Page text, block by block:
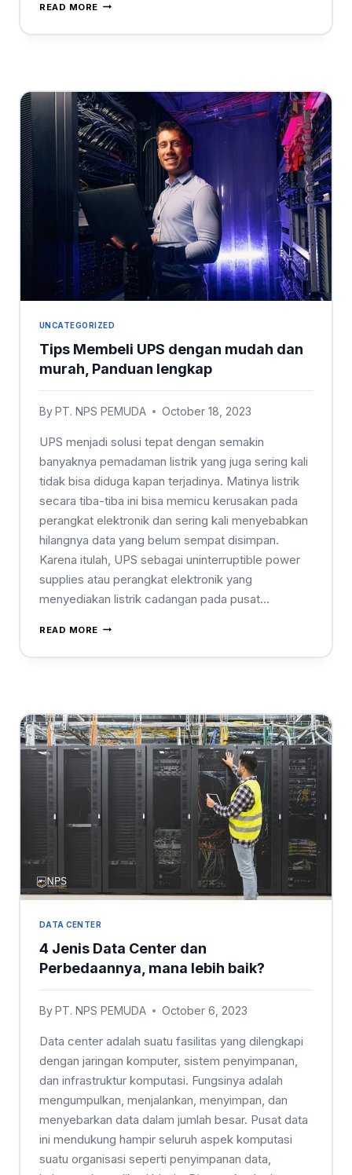
READ MORE
UNCATEGORIZED
Tips Membeli UPS dengan mudah dan
murah, Panduan lengkap
ByPT. NPS PEMUDA October 18, 2023
UPS menjadi solusi tepat dengan semakin
banyaknya pemadaman listrik yang juga sering kali
tidak bisa diduga kapan terjadinya. Matinya listrik
secara tiba-tiba ini bisa memicu kerusakan pada
perangkat elektronik dan sering kali menyebabkan
hilangnya data yang belum sempat disimpan.
Karena itulah, UPS sebagai uninterruptible power
supplies atau perangkat elektronik yang
menyediakan listrik cadangan pada pusat…
READ MORE
DATA CENTER
4 Jenis Data Center dan
Perbedaannya, mana lebih baik?
ByPT. NPS PEMUDA October 6, 2023
Data center adalah suatu fasilitas yang dilengkapi
dengan jaringan komputer, sistem penyimpanan,
dan infrastruktur komputasi. Fungsinya adalah
mengumpulkan, menjalankan, menyimpan, dan
menyebarkan data dalam jumlah besar. Pusat data
ini mendukung hampir seluruh aspek komputasi
suatu organisasi seperti penyimpanan data,